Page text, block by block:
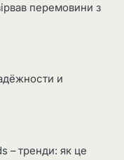
перемовини з
и
– тренди: як це